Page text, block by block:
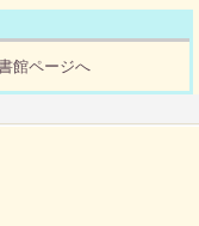
館ページへ